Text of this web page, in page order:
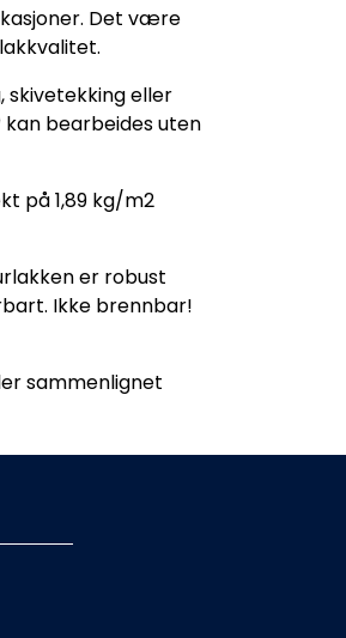
Det være
eller
bearbeides uten
på 1,89 kg/m2
er robust
Ikke brennbar!
sammenlignet